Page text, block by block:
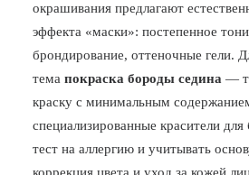
окрашивания предлагают
эффекта «маски»: постепенное
брондирование, оттеночные гели.
тема покраска бороды седина —
краску с минимальным
специализированные красители
тест на аллергию и учитывать